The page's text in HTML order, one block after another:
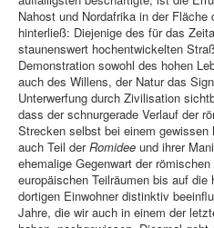
Nahost und Nordafrika in der
hinterließ: Diejenige des für das
staunenswert hochentwickelten
Demonstration sowohl des hohen
auch des Willens, der Natur das
Unterwerfung durch Zivilisation
dass der schnurgerade Verlauf der
Strecken selbst bei einem
auch Teil derRomidee und ihrer
ehemalige Gegenwart der
europäischen Teilräumen bis auf
dortigen Einwohner distinktiv
Jahre, die wir auch in einem der